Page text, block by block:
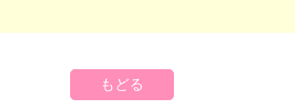
もどる